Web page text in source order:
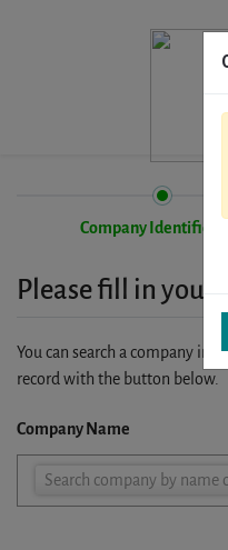
Company
Please fill in your
You can search a company in
record with the button below.
Company Name
Search company by name
Company